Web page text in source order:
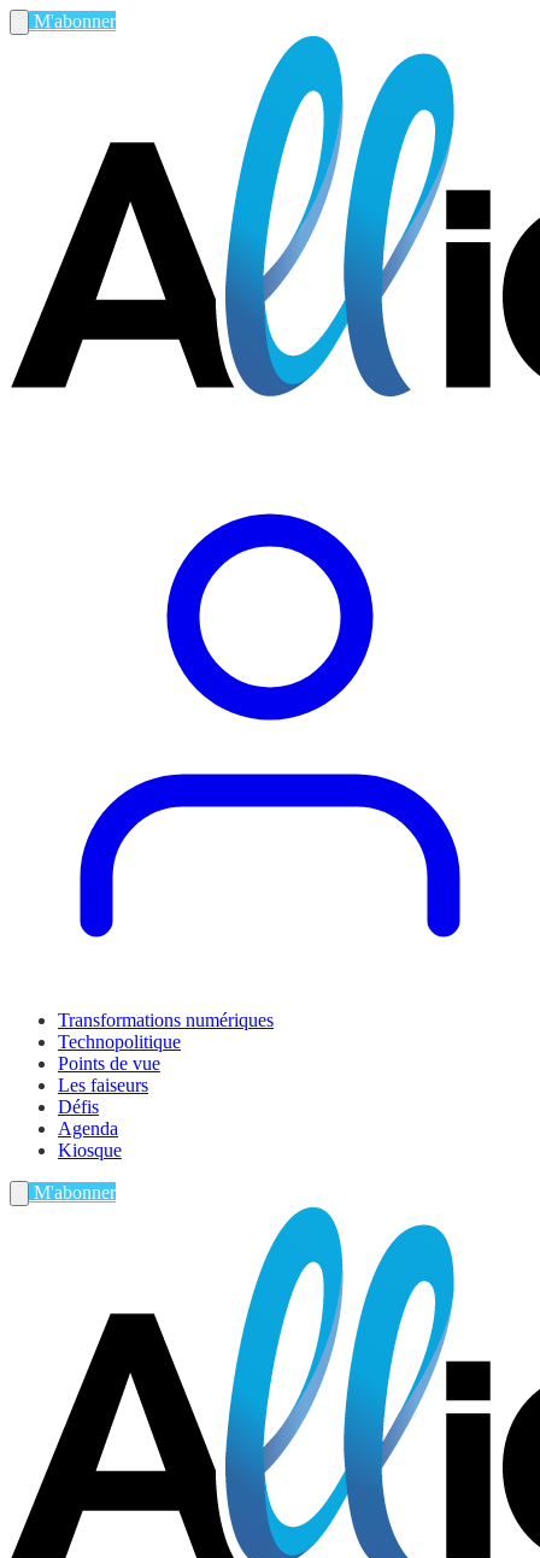
M'abonner
Transformations numériques
Technopolitique
Points de vue
Les faiseurs
Défis
Agenda
Kiosque
M'abonner